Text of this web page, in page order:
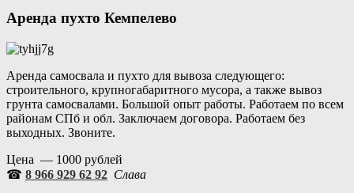
Аренда пухто Кемпелево
Аренда самосвала и пухто для вывоза следующего:
строительного, крупногабаритного мусора, а также вывоз
грунта самосвалами. Большой опыт работы. Работаем по всем
районам СПб и обл. Заключаем договора. Работаем без
выходных. Звоните.
Цена — 1000 рублей
☎ 8 966 929 62 92 Слава